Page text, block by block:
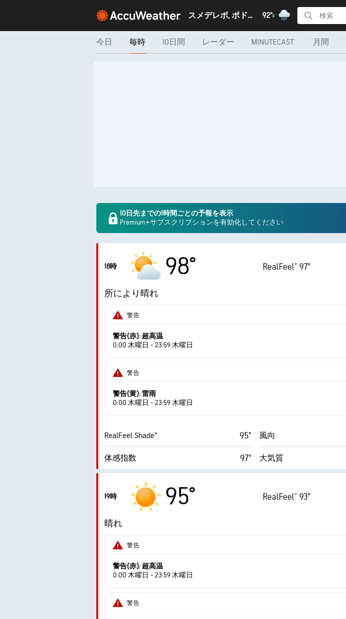
スメデレボ, ポドゥナヴリェ郡 92°F
今日 毎時 10日間 レーダー MINUTECAST® 月間
10日先までの1時間ごとの予報を表示
Premium+サブスクリプションを有効化してください
18時 98° RealFeel® 97°
所により晴れ
警告
警告(赤): 超高温
0:00 木曜日 - 23:59 木曜日
警告
警告(黄): 雷雨
0:00 木曜日 - 23:59 木曜日
RealFeel Shade™ 95°
体感指数 97°
風向
大気質
最大紫外線指数
最大瞬間風速
湿度
露点
AccuLumen Brightness
19時 95° RealFeel® 93°
晴れ
警告
警告(赤): 超高温
0:00 木曜日 - 23:59 木曜日
警告